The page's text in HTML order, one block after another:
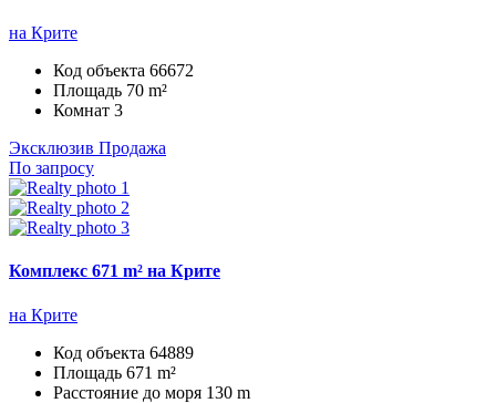
на Крите
Код объекта 66672
Площадь 70 m²
Комнат 3
Эксклюзив Продажа
По запросу
Комплекс 671 m² на Крите
на Крите
Код объекта 64889
Площадь 671 m²
Расстояние до моря 130 m